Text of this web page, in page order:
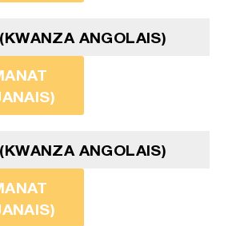
ANGOLAIS)
ANGOLAIS)